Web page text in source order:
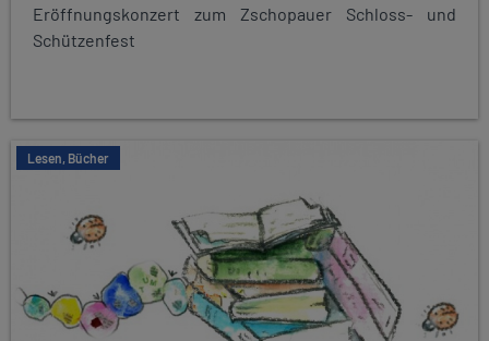
Eröffnungskonzert zum Zschopauer Schloss- und
Schützenfest
Lesen, Bücher